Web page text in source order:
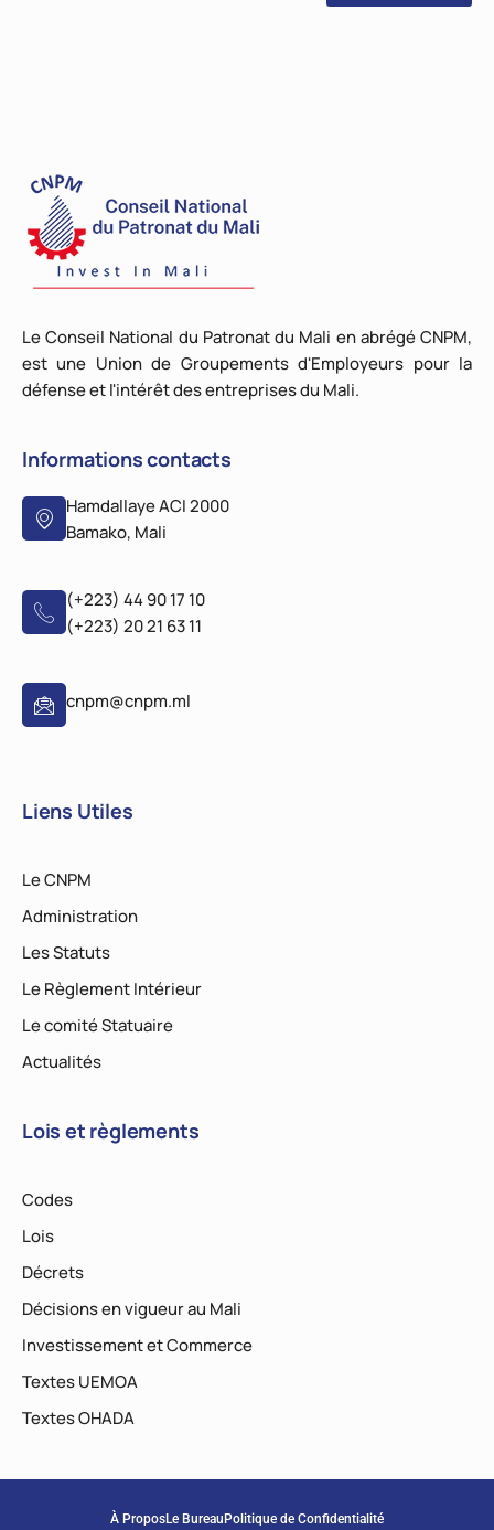
Le Conseil National du Patronat du Mali en abrégé CNPM,
est une Union de Groupements d'Employeurs pour la
défense et l'intérêt des entreprises du Mali.
Informations contacts
Hamdallaye ACI 2000
Bamako, Mali
(+223) 44 90 17 10
(+223) 20 21 63 11
cnpm@cnpm.ml
Liens Utiles
Le CNPM
Administration
Les Statuts
Le Règlement Intérieur
Le comité Statuaire
Actualités
Lois et règlements
Codes
Lois
Décrets
Décisions en vigueur au Mali
Investissement et Commerce
Textes UEMOA
Textes OHADA
À ProposLe Bureau Politique de Confidentialité